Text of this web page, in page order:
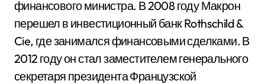
финансового министра. В 2008 году Макрон
перешел в инвестиционный банк Rothschild &
Cie, где занимался финансовыми сделками. В
2012 году он стал заместителем генерального
секретаря президента Французской